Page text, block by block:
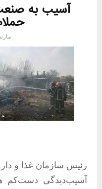
آسیب به
مارس 18,
آسیب‌دیدگی دست‌کم